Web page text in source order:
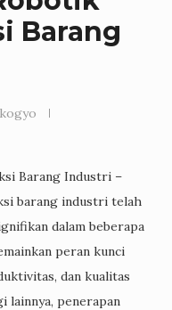
Barang
Barang Industri –
barang industri telah
dalam beberapa
peran kunci
dan kualitas
lainnya, penerapan